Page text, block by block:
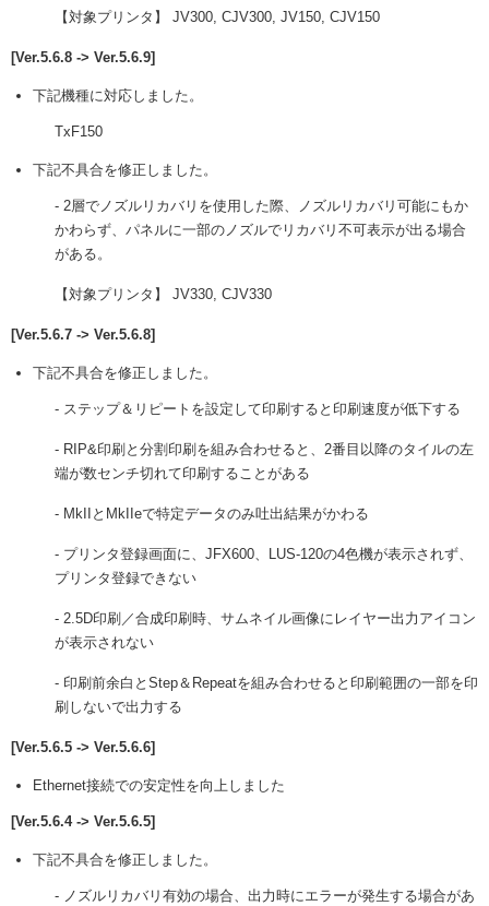
【対象プリンタ】 JV300, CJV300, JV150, CJV150
[Ver.5.6.8 -> Ver.5.6.9]
下記機種に対応しました。
TxF150
下記不具合を修正しました。
- 2層でノズルリカバリを使用した際、ノズルリカバリ可能にもか
かわらず、パネルに一部のノズルでリカバリ不可表示が出る場合
がある。
【対象プリンタ】 JV330, CJV330
[Ver.5.6.7 -> Ver.5.6.8]
下記不具合を修正しました。
- ステップ＆リピートを設定して印刷すると印刷速度が低下する
- RIP&印刷と分割印刷を組み合わせると、2番目以降のタイルの左
端が数センチ切れて印刷することがある
- MkIIとMkIIeで特定データのみ吐出結果がかわる
- プリンタ登録画面に、JFX600、LUS-120の4色機が表示されず、
プリンタ登録できない
- 2.5D印刷／合成印刷時、サムネイル画像にレイヤー出力アイコン
が表示されない
- 印刷前余白とStep＆Repeatを組み合わせると印刷範囲の一部を印
刷しないで出力する
[Ver.5.6.5 -> Ver.5.6.6]
Ethernet接続での安定性を向上しました
[Ver.5.6.4 -> Ver.5.6.5]
下記不具合を修正しました。
- ノズルリカバリ有効の場合、出力時にエラーが発生する場合があ